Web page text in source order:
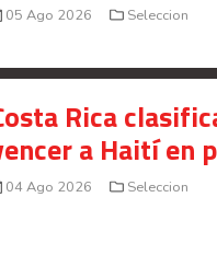
05 Ago 2026 Seleccion
Rica
a Haití en
04 Ago 2026 Seleccion